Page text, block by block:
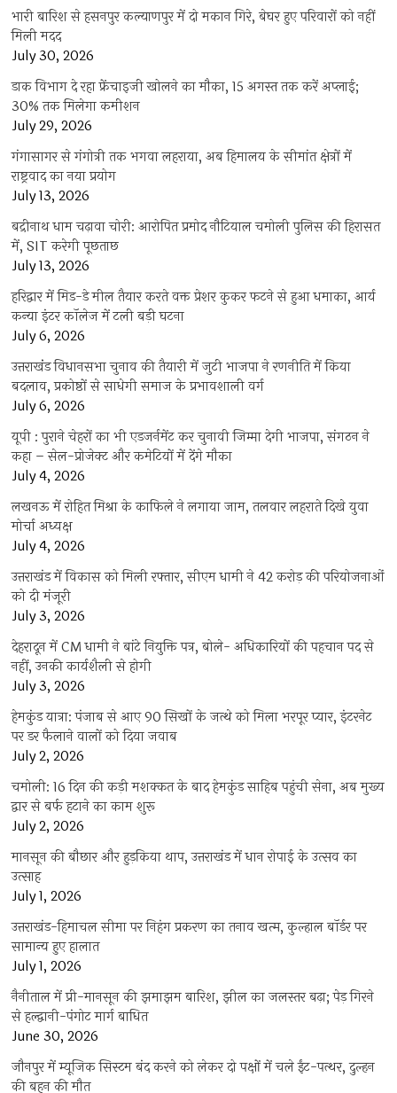
भारी बारिश से हसनपुर कल्याणपुर में दो मकान गिरे, बेघर हुए परिवारों को नहीं
मिली मदद
July 30, 2026
डाक विभाग दे रहा फ्रेंचाइजी खोलने का मौका, 15 अगस्त तक करें अप्लाई;
30% तक मिलेगा कमीशन
July 29, 2026
गंगासागर से गंगोत्री तक भगवा लहराया, अब हिमालय के सीमांत क्षेत्रों में
राष्ट्रवाद का नया प्रयोग
July 13, 2026
बद्रीनाथ धाम चढ़ावा चोरी: आरोपित प्रमोद नौटियाल चमोली पुलिस की हिरासत
में, SIT करेगी पूछताछ
July 13, 2026
हरिद्वार में मिड-डे मील तैयार करते वक्त प्रेशर कुकर फटने से हुआ धमाका, आर्य
कन्या इंटर कॉलेज में टली बड़ी घटना
July 6, 2026
उत्तराखंंड विधानसभा चुनाव की तैयारी में जुटी भाजपा ने रणनीति में किया
बदलाव, प्रकोष्ठों से साधेगी समाज के प्रभावशाली वर्ग
July 6, 2026
यूपी : पुराने चेहरों का भी एडजर्नमेंट कर चुनावी जिम्मा देगी भाजपा, संगठन ने
कहा – सेल-प्रोजेक्ट और कमेटियों में देंगे मौका
July 4, 2026
लखनऊ में रोहित मिश्रा के काफिले ने लगाया जाम, तलवार लहराते दिखे युवा
मोर्चा अध्यक्ष
July 4, 2026
उत्तराखंड में विकास को मिली रफ्तार, सीएम धामी ने 42 करोड़ की परियोजनाओं
को दी मंजूरी
July 3, 2026
देहरादून में CM धामी ने बांटे नियुक्ति पत्र, बोले- अधिकारियों की पहचान पद से
नहीं, उनकी कार्यशैली से होगी
July 3, 2026
हेमकुंड यात्रा: पंजाब से आए 90 सिखों के जत्थे को मिला भरपूर प्यार, इंटरनेट
पर डर फैलाने वालों को दिया जवाब
July 2, 2026
चमोली: 16 दिन की कड़ी मशक्कत के बाद हेमकुंड साहिब पहुंची सेना, अब मुख्य
द्वार से बर्फ हटाने का काम शुरू
July 2, 2026
मानसून की बौछार और हुड़किया थाप, उत्तराखंड में धान रोपाई के उत्सव का
उत्साह
July 1, 2026
उत्तराखंड-हिमाचल सीमा पर निहंग प्रकरण का तनाव खत्म, कुल्हाल बॉर्डर पर
सामान्य हुए हालात
July 1, 2026
नैनीताल में प्री-मानसून की झमाझम बारिश, झील का जलस्तर बढ़ा; पेड़ गिरने
से हल्द्वानी-पंगोट मार्ग बाधित
June 30, 2026
जौनपुर में म्यूजिक सिस्टम बंद करने को लेकर दो पक्षों में चले ईंट-पत्थर, दुल्हन
की बहन की मौत